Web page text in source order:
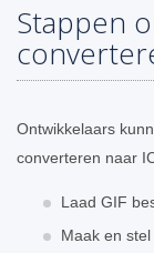
Stappen
Ontwikkelaars
converteren naar
Laad GIF
Maak en